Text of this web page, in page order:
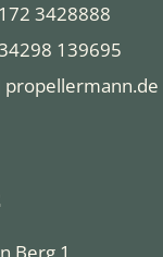
3428888
139695